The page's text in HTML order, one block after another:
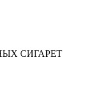
СИГАРЕТ